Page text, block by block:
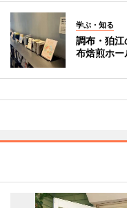
学ぶ・知る
調布・狛
布焙煎ホ